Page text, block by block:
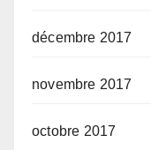
décembre 2017
novembre 2017
octobre 2017